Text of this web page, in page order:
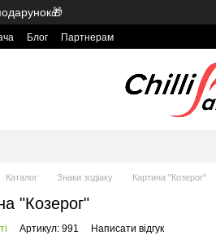
Блог Партнерам
Каталог Знаки зодіаку Картина "Козерог"
"Козерог"
Артикул: 991 Написати відгук